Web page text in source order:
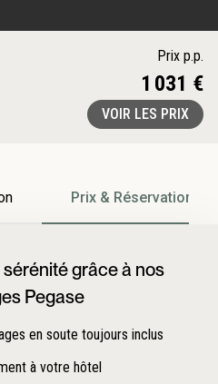
Prix p.p.
1 031 €
VOIR LES PRIX
Prix & Réservation
grâce à nos
Pegase
en soute toujours inclus
à votre hôtel